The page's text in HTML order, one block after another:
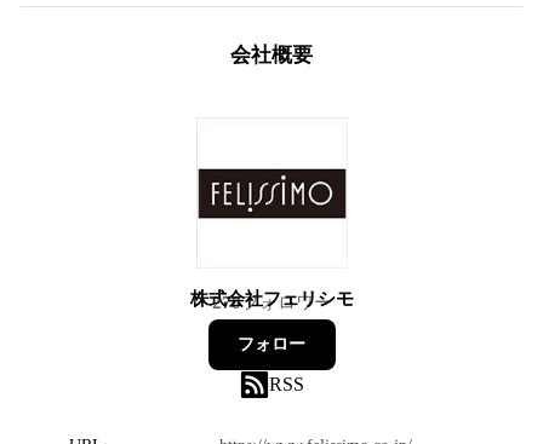
会社概要
株式会社フェリシモ
270フォロワー
フォロー
RSS